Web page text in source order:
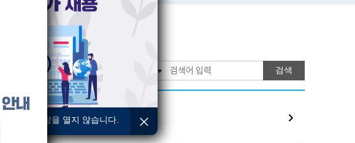
니다.
검색
루동안 이 창을 열지 않습니다.